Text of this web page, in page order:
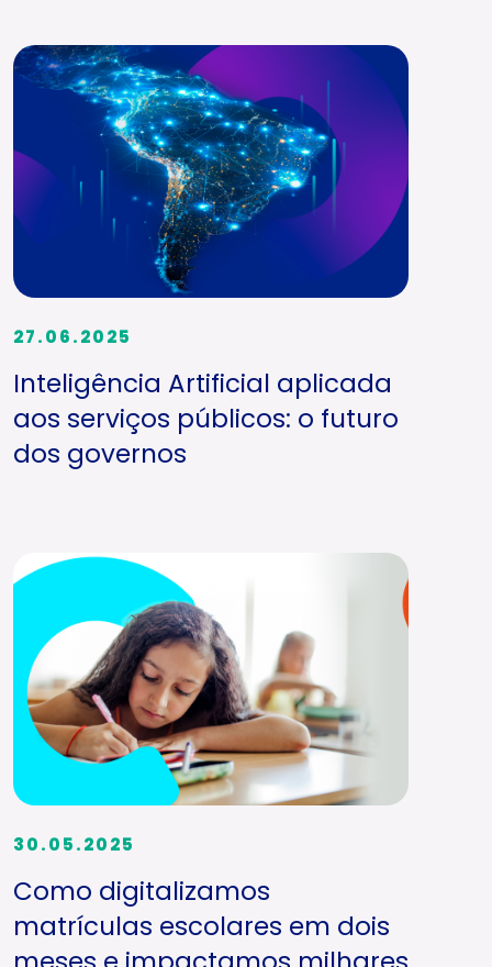
27.06.2025
Inteligência Artificial aplicada
aos serviços públicos: o futuro
dos governos
30.05.2025
Como digitalizamos
matrículas escolares em dois